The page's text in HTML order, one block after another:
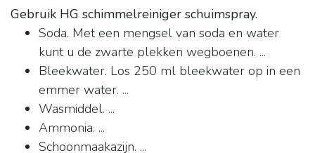
Gebruik HG schimmelreiniger schuimspray.
Soda. Met een mengsel van soda en water
kunt u de zwarte plekken wegboenen. ...
Bleekwater. Los 250 ml bleekwater op in een
emmer water. ...
Wasmiddel. ...
Ammonia. ...
Schoonmaakazijn. ...